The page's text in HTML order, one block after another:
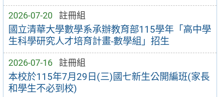
2026-07-20 註冊組
國立清華大學數學系承辦教育部115學年「高中學
生科學研究人才培育計畫-數學組」招生
2026-07-16 註冊組
本校於115年7月29日(三)國七新生公開編班(家長
和學生不必到校)